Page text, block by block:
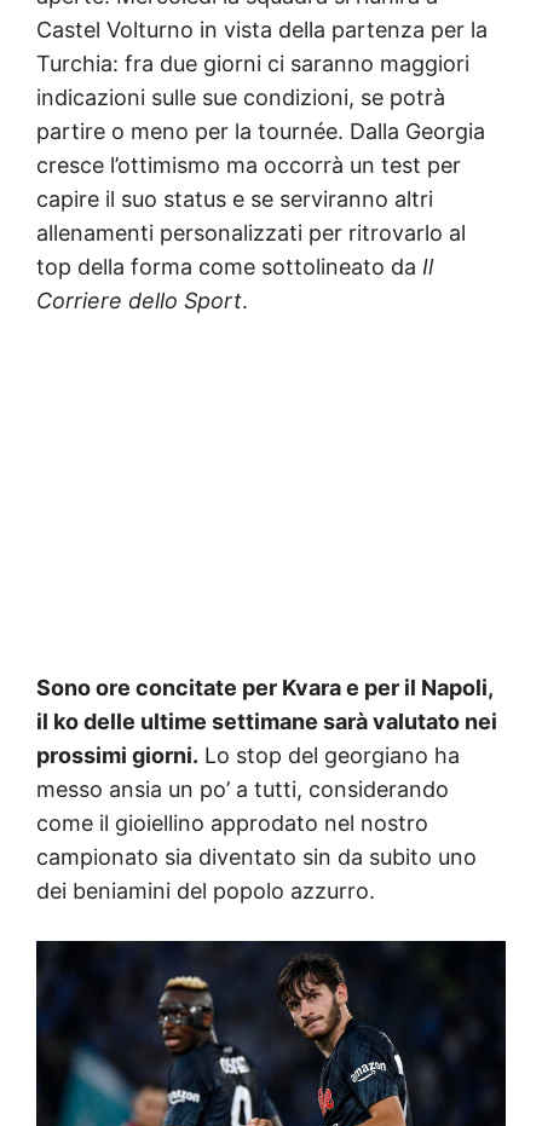
Castel Volturno in vista della partenza per la
Turchia: fra due giorni ci saranno maggiori
indicazioni sulle sue condizioni, se potrà
partire o meno per la tournée. Dalla Georgia
cresce l’ottimismo ma occorrà un test per
capire il suo status e se serviranno altri
allenamenti personalizzati per ritrovarlo al
top della forma come sottolineato da Il
Corriere dello Sport.
Sono ore concitate per Kvara e per il Napoli,
il ko delle ultime settimane sarà valutato nei
prossimi giorni. Lo stop del georgiano ha
messo ansia un po’ a tutti, considerando
come il gioiellino approdato nel nostro
campionato sia diventato sin da subito uno
dei beniamini del popolo azzurro.